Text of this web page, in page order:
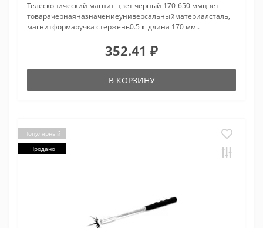
Телескопический магнит цвет черный 170-650 ммцвет
товарачернаяназначениеуниверсальныйматериалсталь,
магнитформаручка стержень0.5 кгдлина 170 мм..
352.41 ₽
В КОРЗИНУ
Популярный
Продано